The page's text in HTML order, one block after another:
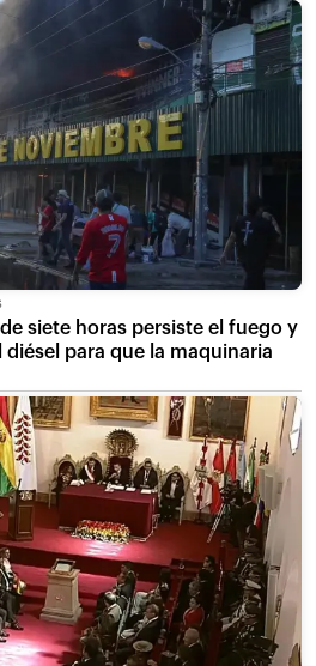
siete horas persiste el fuego y
diésel para que la maquinaria